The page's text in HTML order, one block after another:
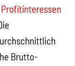
Brutto-